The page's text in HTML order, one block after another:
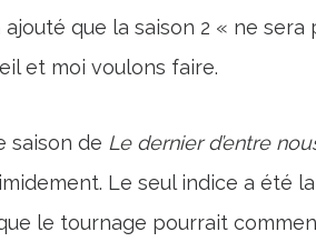
que la saison 2 « ne
et moi voulons faire.
saison de Le dernier d’entre
Le seul indice a été
le tournage pourrait